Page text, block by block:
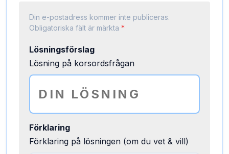
Din e-postadress kommer inte publiceras.
Obligatoriska fält är märkta *
Lösningsförslag
Lösning på korsordsfrågan
Förklaring
Förklaring på lösningen (om du vet & vill)